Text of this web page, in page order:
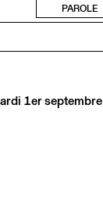
PAROLE
1er septembre